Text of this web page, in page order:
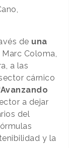
de una
Coloma,
a las
cárnico
a dejar
del
y la